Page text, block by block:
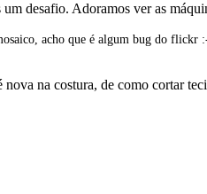
desafio. Adoramos ver as
acho que é algum bug do flickr
na costura, de como cortar